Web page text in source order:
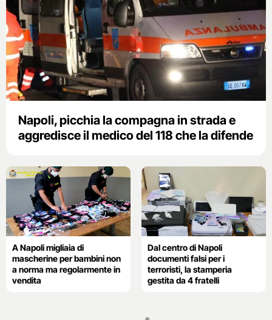
Napoli, picchia la compagna in strada e
aggredisce il medico del 118 che la difende
A Napoli migliaia di
mascherine per bambini non
a norma ma regolarmente in
vendita
Dal centro di Napoli
documenti falsi per i
terroristi, la stamperia
gestita da 4 fratelli